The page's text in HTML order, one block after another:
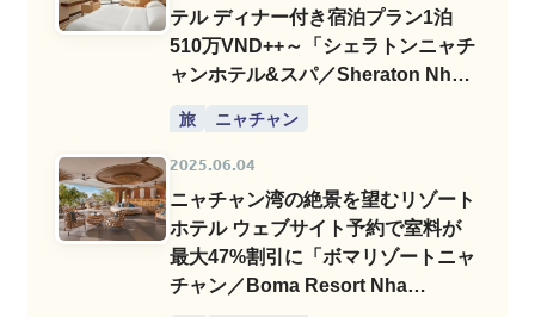
テル ディナー付き宿泊プラン1泊
510万VND++～「シェラトンニャチ
ャンホテル&スパ／Sheraton Nha
旅 ニャチャン
2025.06.04
ニャチャン湾の絶景を望むリゾート
ホテル ウェブサイト予約で室料が
最大47%割引に「ボマリゾートニャ
チャン／Boma Resort Nha